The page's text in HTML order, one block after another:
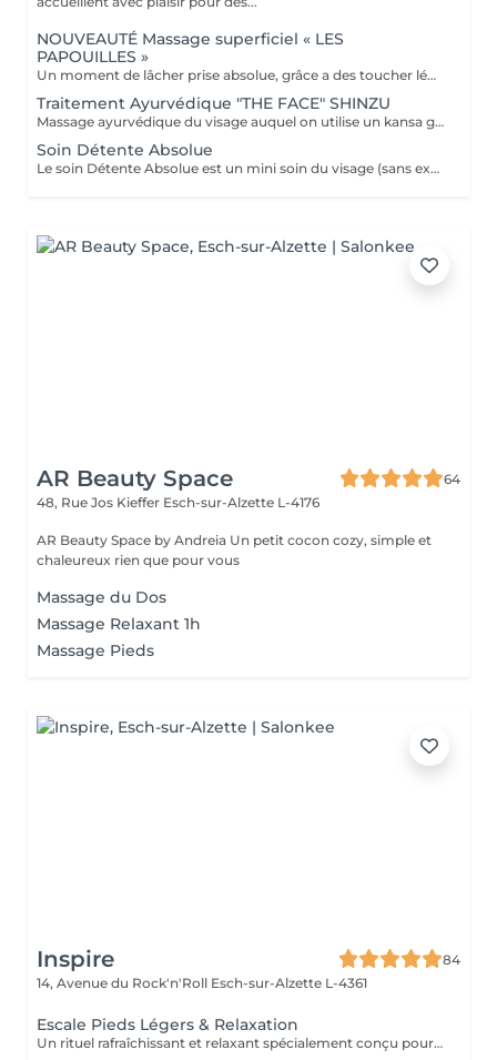
NOUVEAUTÉ Massage superficiel « LES
PAPOUILLES »
Un moment de lâcher prise absolue, grâce a des toucher léger axé sur la caresse et le frisson agréable. A l'aide de plumes, de mains expertes et d'ustensiles soigneusement choisis, ce massage superficiel invite à un voyage sensoriel. Subtil pour apaiser le mental, relâcher les tensions émotionnelles se reconnecter à son corps en toute douceur. Idéal pour les personnes aimant les papouilles.
Traitement Ayurvédique "THE FACE" SHINZU
Massage ayurvédique du visage auquel on utilise un kansa guérisseur de L'Inde. Celui-ci permet de rééquilibrer les énergies au corps, agit sur des points d'acupression pour améliorer la circulation, détendre les muscles, drainer, anti-stresse et raffermir l'ovale du visage. Résultats: *Détente *Peau lumineuse *Amélioration du tonus musculaire *Diminution des tensions faciales *Améliore les maux de tête *Anti-stress *Draine
Soin Détente Absolue
Le soin Détente Absolue est un mini soin du visage (sans extraction des points noirs) et un massage du corps d'une durée totale de 1h30. On commence par un massage relaxant sur la face arrière, jambes puis dos. Face avant mini soin visage (nettoyant + gommage #FACE PERFECTION) massage du décolleté, du visage et pendant la pose du masque, on effectue un massage relaxant sur les jambes et pieds. Un soin cocooning tout en douceur.
AR Beauty Space
64
48, Rue Jos Kieffer Esch-sur-Alzette L-4176
AR Beauty Space by Andreia Un petit cocon cozy, simple et
chaleureux rien que pour vous
Massage du Dos
Massage Relaxant 1h
Massage Pieds
Inspire
84
14, Avenue du Rock'n'Roll Esch-sur-Alzette L-4361
Escale Pieds Légers & Relaxation
Un rituel rafraîchissant et relaxant spécialement conçu pour délasser les pieds et offrir une profonde sensation de détente à l'ensemble du corps ! Le bain de pieds aux sels d'Epsom enrichis en plantes aromatiques purifiantes et apaisantes invite à relâcher les tensions accumulées tout en procurant une agréable sensation de fraîcheur. Un gommage naturel est ensuite réalisé afin d'exfolier la peau, stimuler la microcirculation et réveiller les zones réflexes présentes sous les pieds. Le rituel se poursuit par un massage profondément relaxant associant manuvres enveloppantes et quelques points inspirés de la réflexologie plantaire. Réalisé à l'aide d'une huile naturelle aux notes fraîches et vivifiantes, ce massage favorise la détente générale et apaise le mental. Une bulle de bien-être pour ralentir, se recentrer et repartir du bon pied !